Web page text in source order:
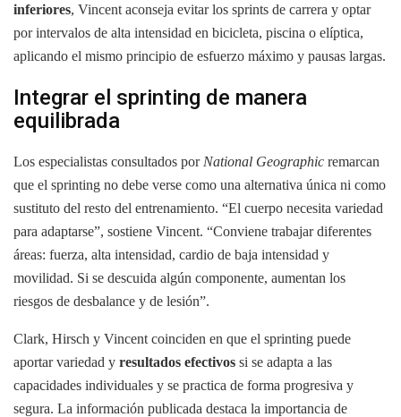
inferiores, Vincent aconseja evitar los sprints de carrera y optar
por intervalos de alta intensidad en bicicleta, piscina o elíptica,
aplicando el mismo principio de esfuerzo máximo y pausas largas.
Integrar el sprinting de manera
equilibrada
Los especialistas consultados por National Geographic remarcan
que el sprinting no debe verse como una alternativa única ni como
sustituto del resto del entrenamiento. “El cuerpo necesita variedad
para adaptarse”, sostiene Vincent. “Conviene trabajar diferentes
áreas: fuerza, alta intensidad, cardio de baja intensidad y
movilidad. Si se descuida algún componente, aumentan los
riesgos de desbalance y de lesión”.
Clark, Hirsch y Vincent coinciden en que el sprinting puede
aportar variedad y resultados efectivos si se adapta a las
capacidades individuales y se practica de forma progresiva y
segura. La información publicada destaca la importancia de